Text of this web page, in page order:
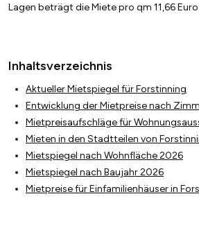
Lagen beträgt die Miete pro qm 11,66
Inhaltsverzeichnis
Aktueller Mietspiegel für Forstinning
Entwicklung der Mietpreise nach
Mietpreisaufschläge für
Mieten in den Stadtteilen von
Mietspiegel nach Wohnfläche 2026
Mietspiegel nach Baujahr 2026
Mietpreise für Einfamilienhäuser in